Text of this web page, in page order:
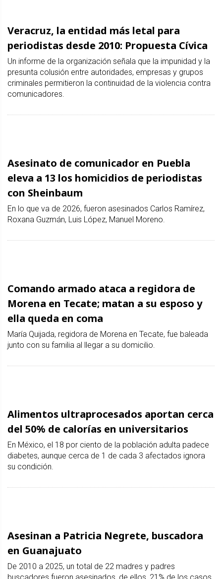
Veracruz, la entidad más letal para
periodistas desde 2010: Propuesta Cívica
Un informe de la organización señala que la impunidad y la
presunta colusión entre autoridades, empresas y grupos
criminales permitieron la continuidad de la violencia contra
comunicadores.
Asesinato de comunicador en Puebla
eleva a 13 los homicidios de periodistas
con Sheinbaum
En lo que va de 2026, fueron asesinados Carlos Ramírez,
Roxana Guzmán, Luis López, Manuel Moreno.
Comando armado ataca a regidora de
Morena en Tecate; matan a su esposo y
ella queda en coma
María Quijada, regidora de Morena en Tecate, fue baleada
junto con su familia al llegar a su domicilio.
Alimentos ultraprocesados aportan cerca
del 50% de calorías en universitarios
En México, el 18 por ciento de la población adulta padece
diabetes, aunque cerca de 1 de cada 3 afectados ignora
su condición.
Asesinan a Patricia Negrete, buscadora
en Guanajuato
De 2010 a 2025, un total de 22 madres y padres